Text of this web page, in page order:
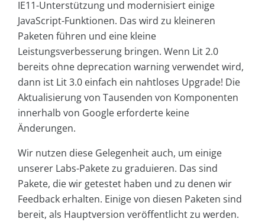
IE11-Unterstützung und modernisiert einige
JavaScript-Funktionen. Das wird zu kleineren
Paketen führen und eine kleine
Leistungsverbesserung bringen. Wenn Lit 2.0
bereits ohne deprecation warning verwendet wird,
dann ist Lit 3.0 einfach ein nahtloses Upgrade! Die
Aktualisierung von Tausenden von Komponenten
innerhalb von Google erforderte keine
Änderungen.
Wir nutzen diese Gelegenheit auch, um einige
unserer Labs-Pakete zu graduieren. Das sind
Pakete, die wir getestet haben und zu denen wir
Feedback erhalten. Einige von diesen Paketen sind
bereit, als Hauptversion veröffentlicht zu werden.